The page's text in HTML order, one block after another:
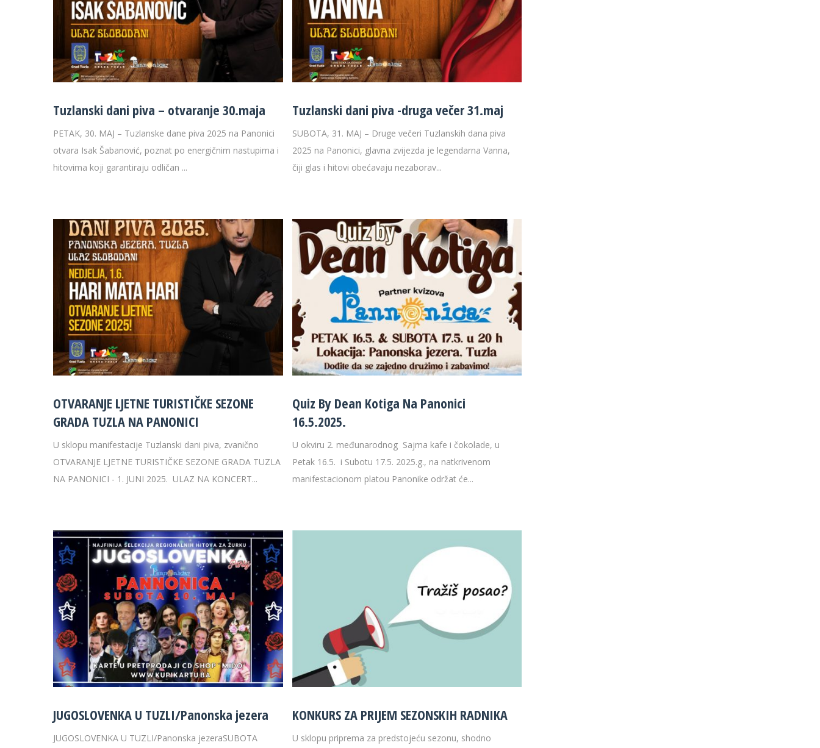
Tuzlanski dani piva – otvaranje 30.maja
PETAK, 30. MAJ – Tuzlanske dane piva 2025 na Panonici
otvara Isak Šabanović, poznat po energičnim nastupima i
hitovima koji garantiraju odličan ...
Tuzlanski dani piva -druga večer 31.maj
SUBOTA, 31. MAJ – Druge večeri Tuzlanskih dana piva
2025 na Panonici, glavna zvijezda je legendarna Vanna,
čiji glas i hitovi obećavaju nezaborav...
OTVARANJE LJETNE TURISTIČKE SEZONE
GRADA TUZLA NA PANONICI
U sklopu manifestacije Tuzlanski dani piva, zvanično
OTVARANJE LJETNE TURISTIČKE SEZONE GRADA TUZLA
NA PANONICI - 1. JUNI 2025. ULAZ NA KONCERT...
Quiz By Dean Kotiga Na Panonici
16.5.2025.
U okviru 2. međunarodnog Sajma kafe i čokolade, u
Petak 16.5. i Subotu 17.5. 2025.g., na natkrivenom
manifestacionom platou Panonike održat će...
JUGOSLOVENKA U TUZLI/Panonska jezera
JUGOSLOVENKA U TUZLI/Panonska jezeraSUBOTA
KONKURS ZA PRIJEM SEZONSKIH RADNIKA
U sklopu priprema za predstojeću sezonu, shodno